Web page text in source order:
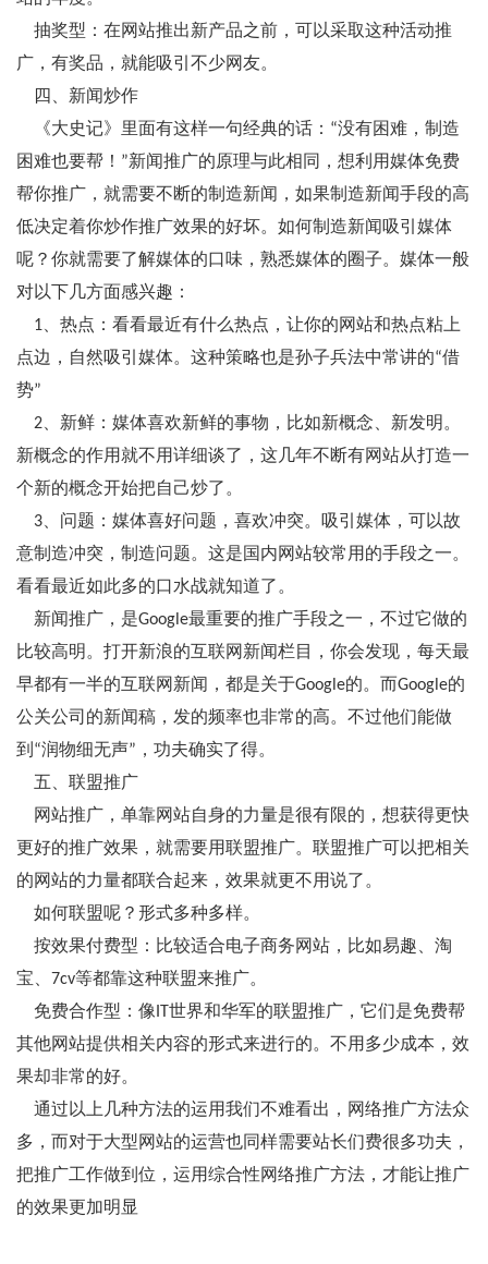
抽奖型：在网站推出新产品之前，可以采取这种活动推
广，有奖品，就能吸引不少网友。
四、新闻炒作
《大史记》里面有这样一句经典的话：“没有困难，制造
困难也要帮！”新闻推广的原理与此相同，想利用媒体免费
帮你推广，就需要不断的制造新闻，如果制造新闻手段的高
低决定着你炒作推广效果的好坏。如何制造新闻吸引媒体
呢？你就需要了解媒体的口味，熟悉媒体的圈子。媒体一般
对以下几方面感兴趣：
1、热点：看看最近有什么热点，让你的网站和热点粘上
点边，自然吸引媒体。这种策略也是孙子兵法中常讲的“借
势”
2、新鲜：媒体喜欢新鲜的事物，比如新概念、新发明。
新概念的作用就不用详细谈了，这几年不断有网站从打造一
个新的概念开始把自己炒了。
3、问题：媒体喜好问题，喜欢冲突。吸引媒体，可以故
意制造冲突，制造问题。这是国内网站较常用的手段之一。
看看最近如此多的口水战就知道了。
新闻推广，是Google最重要的推广手段之一，不过它做的
比较高明。打开新浪的互联网新闻栏目，你会发现，每天最
早都有一半的互联网新闻，都是关于Google的。而Google的
公关公司的新闻稿，发的频率也非常的高。不过他们能做
到“润物细无声”，功夫确实了得。
五、联盟推广
网站推广，单靠网站自身的力量是很有限的，想获得更快
更好的推广效果，就需要用联盟推广。联盟推广可以把相关
的网站的力量都联合起来，效果就更不用说了。
如何联盟呢？形式多种多样。
按效果付费型：比较适合电子商务网站，比如易趣、淘
宝、7cv等都靠这种联盟来推广。
免费合作型：像IT世界和华军的联盟推广，它们是免费帮
其他网站提供相关内容的形式来进行的。不用多少成本，效
果却非常的好。
通过以上几种方法的运用我们不难看出，网络推广方法众
多，而对于大型网站的运营也同样需要站长们费很多功夫，
把推广工作做到位，运用综合性网络推广方法，才能让推广
的效果更加明显